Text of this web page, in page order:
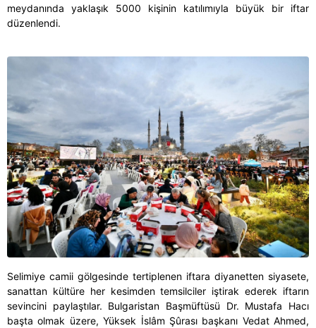
meydanında yaklaşık 5000 kişinin katılımıyla büyük bir iftar
düzenlendi.
Selimiye camii gölgesinde tertiplenen iftara diyanetten siyasete,
sanattan kültüre her kesimden temsilciler iştirak ederek iftarın
sevincini paylaştılar. Bulgaristan Başmüftüsü Dr. Mustafa Hacı
başta olmak üzere, Yüksek İslâm Şûrası başkanı Vedat Ahmed,